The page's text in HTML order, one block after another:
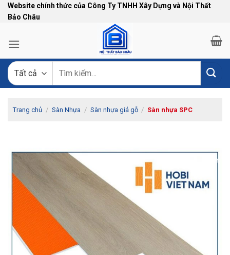
Bỏ
qua
dung
Website chính thức của Công Ty TNHH Xây Dựng và Nội Thất
Bảo Châu
kiếm:
Trang chủ / Sàn Nhựa / Sàn nhựa giả gỗ / Sàn nhựa SPC
-5%